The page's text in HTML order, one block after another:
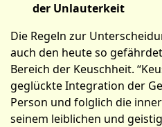
der Unlauterkeit
Die Regeln zur
auch den heute so
Bereich der Keuschheit.
geglückte Integration der
Person und folglich die
seinem leiblichen und